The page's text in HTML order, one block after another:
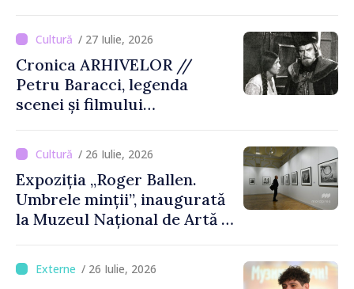
/ 27 Iulie, 2026
Cronica ARHIVELOR //
Petru Baracci, legenda
scenei și filmului
/ 26 Iulie, 2026
Expoziția „Roger Ballen.
Umbrele minții”, inaugurată
la Muzeul Național de Artă al
/ 26 Iulie, 2026